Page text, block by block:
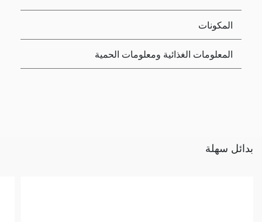
المكونات
المعلومات الغذائية ومعلومات الحمية
بدائل سهلة